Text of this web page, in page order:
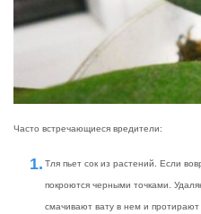
Часто встречающиеся вредители:
Тля пьет сок из растений. Если
покроются черными точками.
смачивают вату в нем и протирают